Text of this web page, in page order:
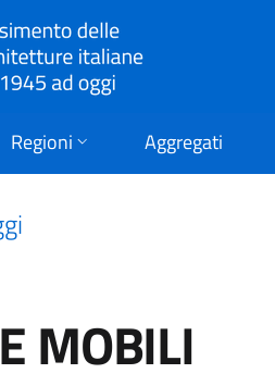
Regioni Aggregati
MOBILI